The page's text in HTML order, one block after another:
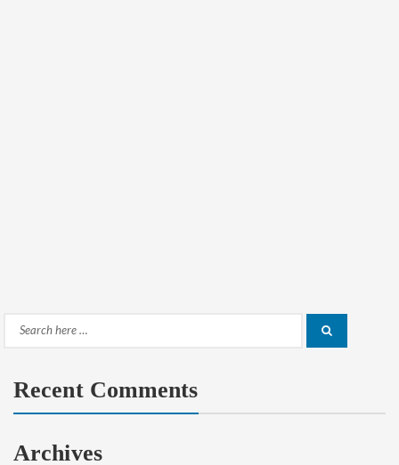
Search
Recent Comments
Archives